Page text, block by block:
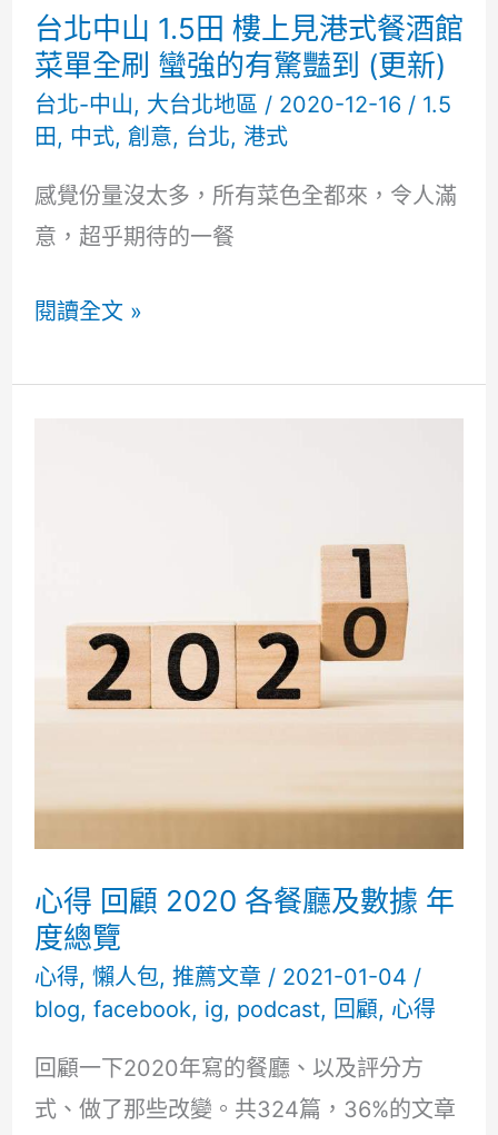
再
訪
必
吃
清
單
新)
台北中山 1.5田 樓上見港式餐酒館
菜單全刷 蠻強的有驚豔到 (更新)
台北-中山, 大台北地區 / 2020-12-16 / 1.5
田 , 中式, 創意, 台北, 港式
感覺份量沒太多，所有菜色全都來，令人滿
意，超乎期待的一餐
台
中
酒
館
菜
單
全
刷
蠻
強
閱讀全文 »
心得 回顧 2020 各餐廳及數據 年
度總覽
心得, 懶人包, 推薦文章 / 2021-01-04 /
blog, facebook, ig, podcast, 回顧, 心得
回顧一下2020年寫的餐廳、以及評分方
式、做了那些改變。共324篇，36%的文章